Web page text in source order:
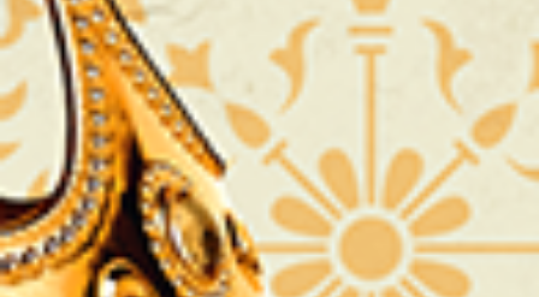
Maria paula Notícias Esportes
Cultura